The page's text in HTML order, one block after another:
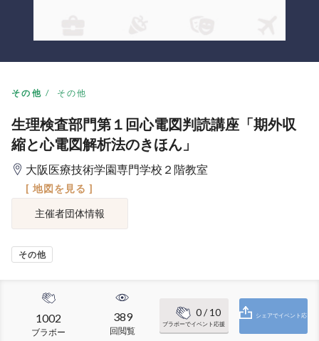
その他 その他
生理検査部門第１回心電図判読講座「期外収
縮と心電図解析法のきほん」
大阪医療技術学園専門学校２階教室
[ 地図を見る ]
主催者団体情報
その他
1002
ブラボー
389
回閲覧
0/ 10
ブラボーでイベント応援
シェアでイベント応